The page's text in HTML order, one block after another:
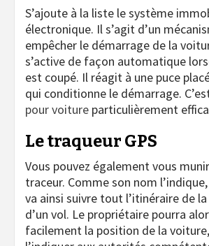
S’ajoute à la liste le système
électronique. Il s’agit d’un
empêcher le démarrage de la
s’active de façon automatique
est coupé. Il réagit à une puce
qui conditionne le démarrage.
pour voiture particulièrement
Le traqueur GPS
Vous pouvez également vous munir
traceur. Comme son nom
va ainsi suivre tout l’itinéraire de
d’un vol. Le propriétaire pourra
facilement la position de la